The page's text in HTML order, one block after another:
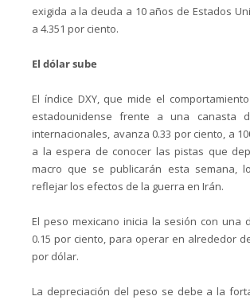
exigida a la deuda a 10 años de Estados
a 4.351 por ciento.
El dólar sube
El índice DXY, que mide el
estadounidense frente a una canasta
internacionales, avanza 0.33 por ciento, a
a la espera de conocer las pistas que
macro que se publicarán esta semana,
reflejar los efectos de la guerra en Irán.
El peso mexicano inicia la sesión con una
0.15 por ciento, para operar en alrededor
por dólar.
La depreciación del peso se debe a la